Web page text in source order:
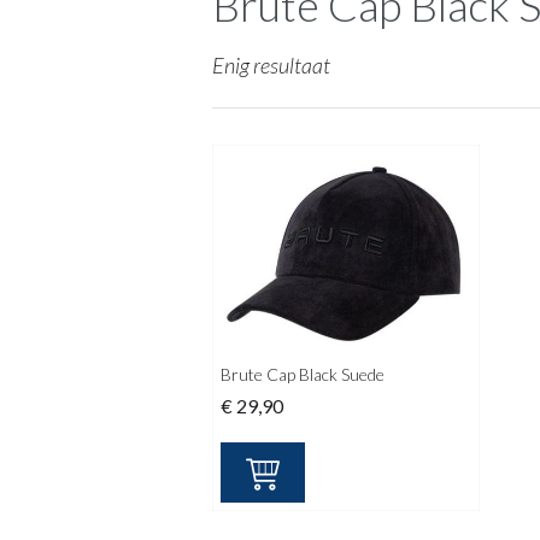
Enig resultaat
Brute Cap Black Suede
€ 29,90